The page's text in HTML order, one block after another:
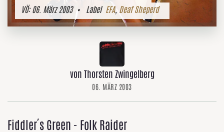
VÖ:06. März 2003• Label EFA, Deaf Sheperd
von Thorsten Zwingelberg
06. MÄRZ 2003
Fiddler´s Green - Folk Raider